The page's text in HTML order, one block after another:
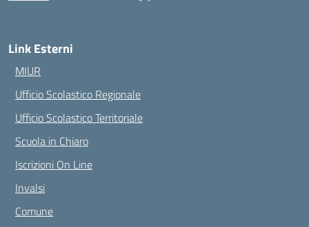
Link Esterni
MIUR
Ufficio Scolastico Regionale
Ufficio Scolastico Territoriale
Scuola in Chiaro
Iscrizioni On Line
Invalsi
Comune